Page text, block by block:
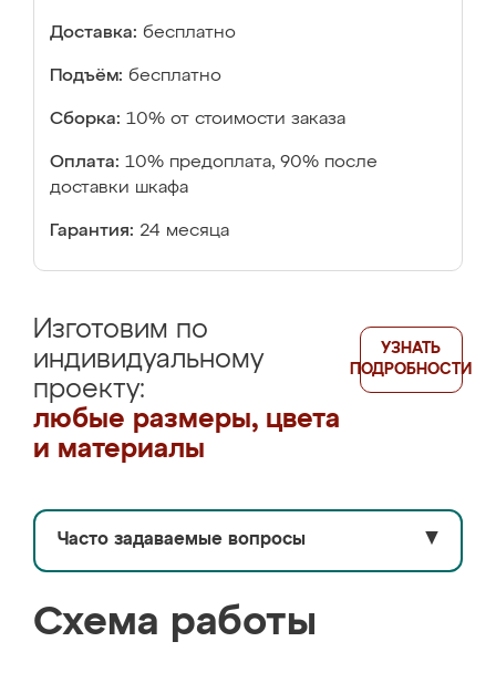
Доставка: бесплатно
Подъём: бесплатно
Сборка: 10% от стоимости заказа
Оплата: 10% предоплата, 90% после
доставки шкафа
Гарантия: 24 месяца
Изготовим по
индивидуальному
проекту:
любые размеры, цвета
и материалы
УЗНАТЬ
ПОДРОБНОСТИ
Часто задаваемые вопросы ▼
Схема работы